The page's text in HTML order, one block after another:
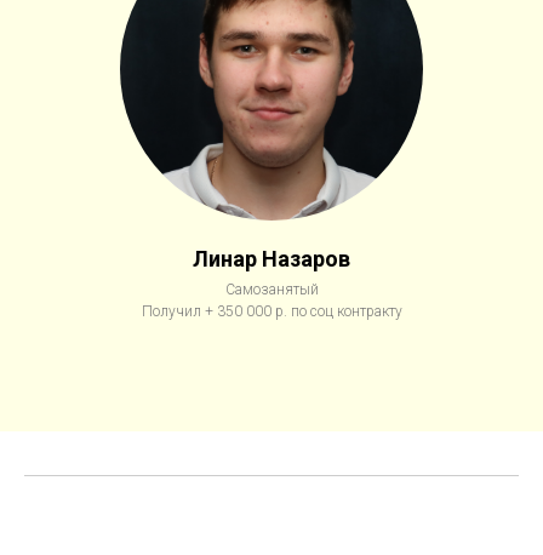
Линар Назаров
Самозанятый
Получил + 350 000 р. по соц контракту